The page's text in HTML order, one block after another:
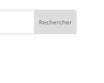
Rechercher